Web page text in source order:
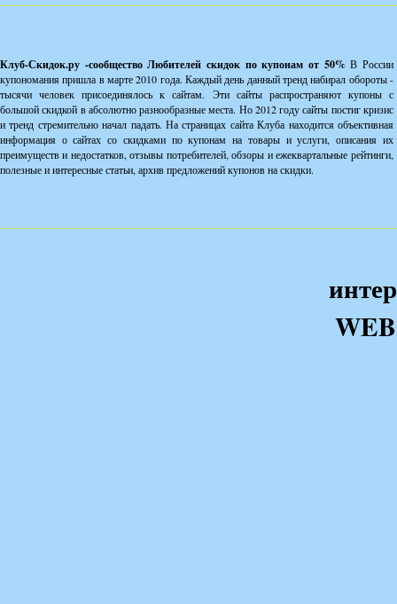
Клуб-Скидок.ру -сообщество Любителей скидок по купонам от 50%В России
купономания пришла в марте 2010 года. Каждый день данный тренд набирал обороты -
тысячи человек присоединялось к сайтам. Эти сайты распространяют купоны с
большой скидкой в абсолютно разнообразные места. Но 2012 году сайты постиг кризис
и тренд стремительно начал падать. На страницах сайта Клуба находится объективная
информация о сайтах со скидками по купонам на товары и услуги, описания их
преимуществ и недостатков, отзывы потребителей, обзоры и ежеквартальные рейтинги,
полезные и интересные статьи, архив предложений купонов на скидки.